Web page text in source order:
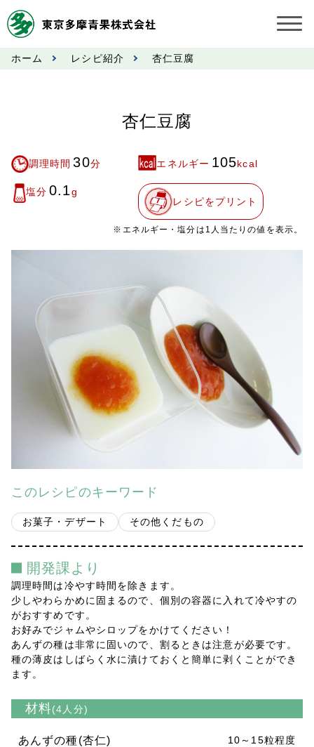
お知らせ
市況情報
奨励金受託手数料
会社案内
多摩青果便り
採用情報
プライバシーポリシー
ホーム レシピ紹介 杏仁豆腐
杏仁豆腐
調理時間 30分 エネルギー 105kcal
塩分 0.1g
レシピをプリント
※エネルギー・塩分は1人当たりの値を表示。
このレシピのキーワード
お菓子・デザート その他くだもの
開発課より
調理時間は冷やす時間を除きます。
少しやわらかめに固まるので、個別の容器に入れて冷やすの
がおすすめです。
お好みでジャムやシロップをかけてください！
あんずの種は非常に固いので、割るときは注意が必要です。
種の薄皮はしばらく水に漬けておくと簡単に剥くことができ
ます。
材料(4人分)
あんずの種(杏仁) 10～15粒程度